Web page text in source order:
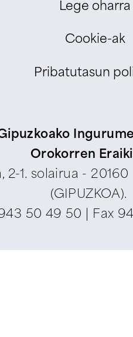
Lege oharra
Cookie-ak
Pribatutasun
Orokorren
2-1. solairua -
(GIPUZKOA).
50 49 50 | Fax